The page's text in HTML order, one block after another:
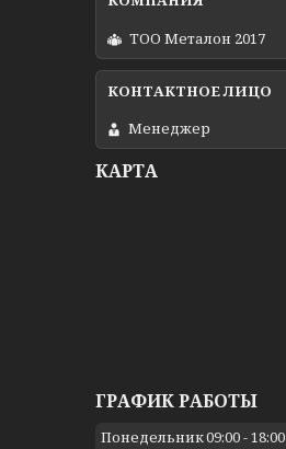
ТОО Металон 2017
Менеджер
КАРТА
ГРАФИК РАБОТЫ
Понедельник09:00 18:00